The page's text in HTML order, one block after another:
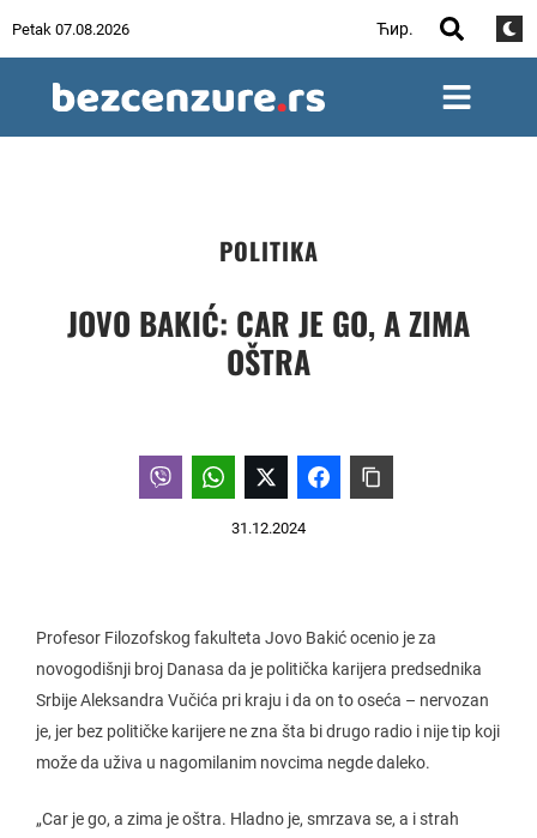
Petak 07.08.2026 Ћир.
POLITIKA
JOVO BAKIĆ: CAR JE GO, A ZIMA
OŠTRA
31.12.2024
Profesor Filozofskog fakulteta Jovo Bakić ocenio je za
novogodišnji broj Danasa da je politička karijera predsednika
Srbije Aleksandra Vučića pri kraju i da on to oseća – nervozan
je, jer bez političke karijere ne zna šta bi drugo radio i nije tip koji
može da uživa u nagomilanim novcima negde daleko.
„Car je go, a zima je oštra. Hladno je, smrzava se, a i strah